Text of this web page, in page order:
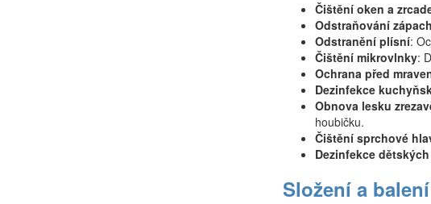
Čištění oken a
Odstraňování
Odstranění plísní:
Čištění mikrovlnky:
Ochrana před
Dezinfekce
Obnova lesku zre
houbičku.
Čištění sprchové
Dezinfekce
Složení a balení